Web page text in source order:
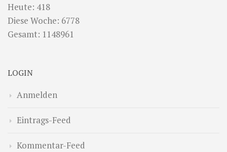
Heute: 418
Diese Woche: 6778
Gesamt: 1148961
LOGIN
Anmelden
Eintrags-Feed
Kommentar-Feed